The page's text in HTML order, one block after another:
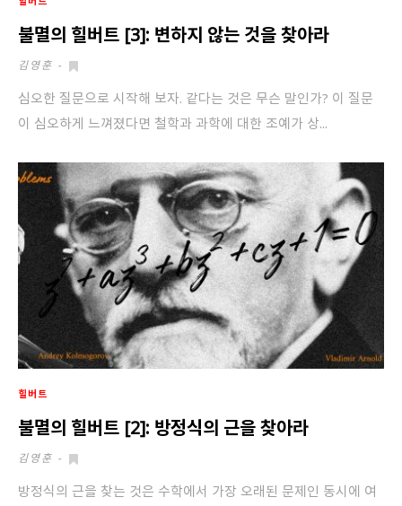
불멸의 힐버트 [3]: 변하지 않는 것을 찾아라
김영훈 -
심오한 질문으로 시작해 보자. 같다는 것은 무슨 말인가? 이 질문
이 심오하게 느껴졌다면 철학과 과학에 대한 조예가 상...
힐버트
불멸의 힐버트 [2]: 방정식의 근을 찾아라
김영훈 -
방정식의 근을 찾는 것은 수학에서 가장 오래된 문제인 동시에 여